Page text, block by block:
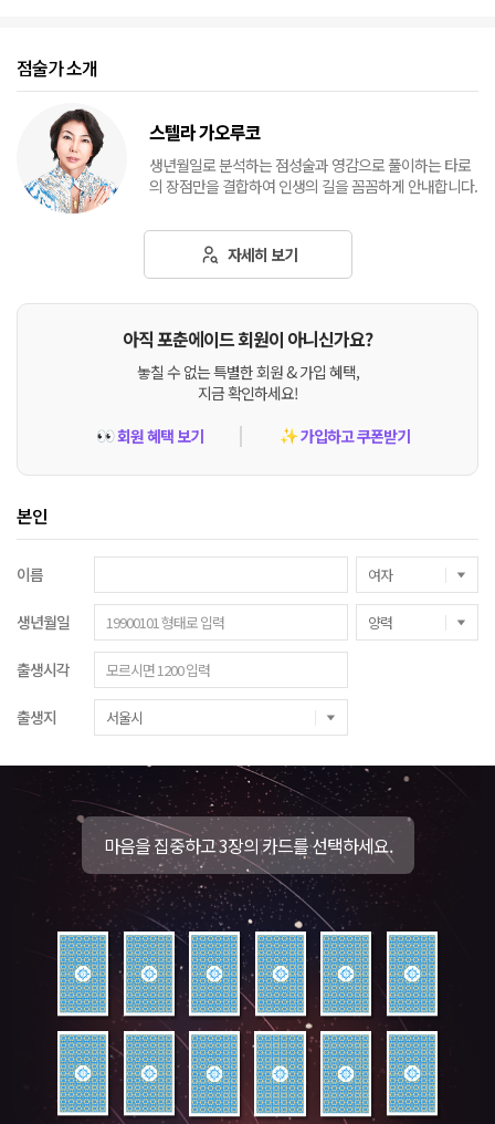
점술가 소개
스텔라 가오루코
생년월일로 분석하는 점성술과 영감으로 풀이하는 타로
의 장점만을 결합하여 인생의 길을 꼼꼼하게 안내합니다.
자세히 보기
아직 포춘에이드 회원이 아니신가요?
놓칠 수 없는 특별한 회원 & 가입 혜택,
지금 확인하세요!
👀회원 혜택 보기 ✨가입하고 쿠폰받기
본인
이름
생년월일
출생시각
출생지
마음을 집중하고 3장의 카드를 선택하세요.